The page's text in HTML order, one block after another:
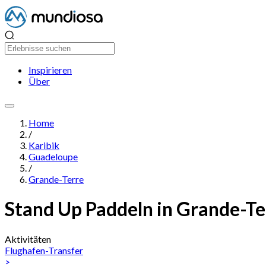
Inspirieren
Über
Home
/
Karibik
Guadeloupe
/
Grande-Terre
Stand Up Paddeln in Grande-
Aktivitäten
Flughafen-Transfer
>